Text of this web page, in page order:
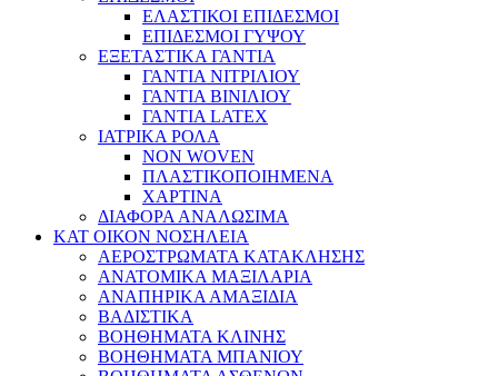
ΕΛΑΣΤΙΚΟΙ ΕΠΙΔΕΣΜΟΙ
ΕΠΙΔΕΣΜΟΙ ΓΥΨΟΥ
ΕΞΕΤΑΣΤΙΚΑ ΓΑΝΤΙΑ
ΓΑΝΤΙΑ ΝΙΤΡΙΛΙΟΥ
ΓΑΝΤΙΑ ΒΙΝΙΛΙΟΥ
ΓΑΝΤΙΑ LATEX
ΙΑΤΡΙΚΑ ΡΟΛΑ
NON WOVEN
ΠΛΑΣΤΙΚΟΠΟΙΗΜΕΝΑ
ΧΑΡΤΙΝΑ
ΔΙΑΦΟΡΑ ΑΝΑΛΩΣΙΜΑ
ΚΑΤ ΟΙΚΟΝ ΝΟΣΗΛΕΙΑ
ΑΕΡΟΣΤΡΩΜΑΤΑ ΚΑΤΑΚΛΗΣΗΣ
ΑΝΑΤΟΜΙΚΑ ΜΑΞΙΛΑΡΙΑ
ΑΝΑΠΗΡΙΚΑ ΑΜΑΞΙΔΙΑ
ΒΑΔΙΣΤΙΚΑ
ΒΟΗΘΗΜΑΤΑ ΚΛΙΝΗΣ
ΒΟΗΘΗΜΑΤΑ ΜΠΑΝΙΟΥ